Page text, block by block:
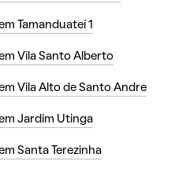
Tamanduateí 1
Vila Santo Alberto
Vila Alto de Santo Andre
Jardim Utinga
Santa Terezinha